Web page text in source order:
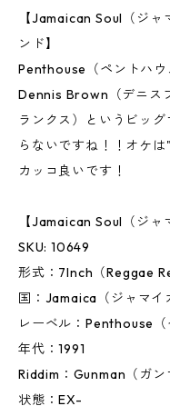
【Jamaican Soul（ジ
ンド】
Penthouse（ペントハウ
Dennis Brown（デニス
ランクス）というビッ
らないですね！！オケ
カッコ良いです！
【Jamaican Soul（ジャ
SKU: 10649
形式：7Inch（Reggae
国：Jamaica（ジャマイ
レーベル：Penthouse（
年代：1991
Riddim：Gunman（ガン
状態：EX-